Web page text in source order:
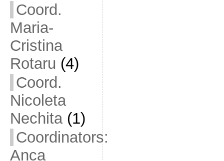
Coord.
Maria-
Cristina
Rotaru (4)
Coord.
Nicoleta
Nechita(1)
Coordinators:
Anca